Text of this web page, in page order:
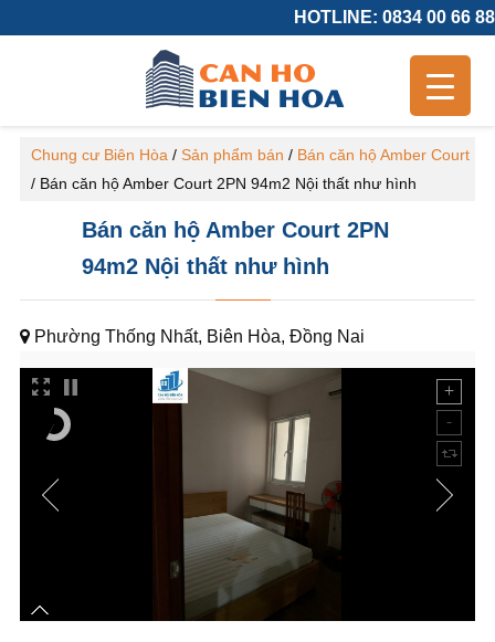
HOTLINE: 0834 00 66 88
Chung cư Biên Hòa / Sản phẩm bán / Bán căn hộ Amber Court
/ Bán căn hộ Amber Court 2PN 94m2 Nội thất như hình
Bán căn hộ Amber Court 2PN
94m2 Nội thất như hình
Phường Thống Nhất, Biên Hòa, Đồng Nai